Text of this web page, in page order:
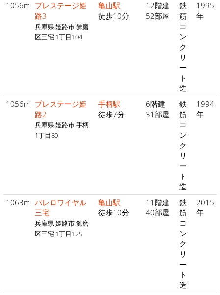
1056m プレステージ姫
路3
兵庫県 姫路市 飾磨
区三宅 1丁目104
亀山駅
徒歩10分
12階建
52部屋
鉄
筋
コ
ン
ク
リ
ー
ト
造
1995
年
1056m プレステージ姫
路2
兵庫県 姫路市 手柄
1丁目80
手柄駅
徒歩7分
6階建
31部屋
鉄
筋
コ
ン
ク
リ
ー
ト
造
1994
年
1063m パレロワイヤル
三宅
兵庫県 姫路市 飾磨
区三宅 1丁目125
亀山駅
徒歩10分
11階建
40部屋
鉄
筋
コ
ン
ク
リ
ー
ト
造
2015
年